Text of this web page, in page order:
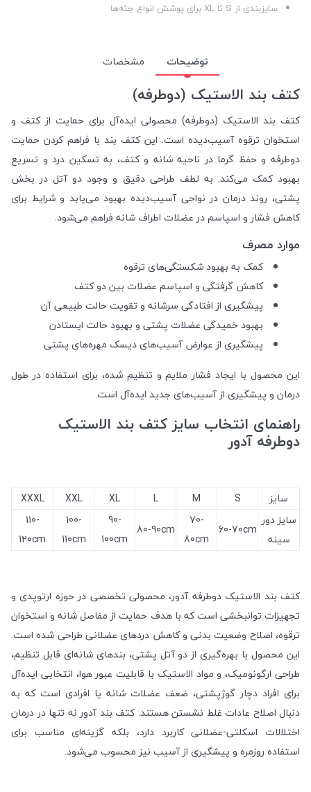
سایزبندی از S تا XL برای پوشش انواع جثه‌ها
توضیحات مشخصات
کتف بند الاستیک (دوطرفه)
کتف بند الاستیک (دوطرفه) محصولی ایده‌آل برای حمایت از کتف و
استخوان ترقوه آسیب‌دیده است. این کتف بند با فراهم کردن حمایت
دوطرفه و حفظ گرما در ناحیه شانه و کتف، به تسکین درد و تسریع
بهبود کمک می‌کند. به لطف طراحی دقیق و وجود دو آتل در بخش
پشتی، روند درمان در نواحی آسیب‌دیده بهبود می‌یابد و شرایط برای
کاهش فشار و اسپاسم در عضلات اطراف شانه فراهم می‌شود.
موارد مصرف
کمک به بهبود شکستگی‌های ترقوه
کاهش گرفتگی و اسپاسم عضلات بین دو کتف
پیشگیری از افتادگی سرشانه و تقویت حالت طبیعی آن
بهبود خمیدگی عضلات پشتی و بهبود حالت ایستادن
پیشگیری از عوارض آسیب‌های دیسک مهره‌های پشتی
این محصول با ایجاد فشار ملایم و تنظیم شده، برای استفاده در طول
درمان و پیشگیری از آسیب‌های جدید ایده‌آل است.
راهنمای انتخاب سایز کتف بند الاستیک
دوطرفه آدور
سایز S
M
L
XL
XXL
XXXL
سایز دور
سینه
60-70cm
70-
80cm
80-90cm
90-
100cm
100-
110cm
110-
120cm
کتف بند الاستیک دوطرفه آدور، محصولی تخصصی در حوزه ارتوپدی و
تجهیزات توانبخشی است که با هدف حمایت از مفاصل شانه و استخوان
ترقوه، اصلاح وضعیت بدنی و کاهش دردهای عضلانی طراحی شده است.
این محصول با بهره‌گیری از دو آتل پشتی، بندهای شانه‌ای قابل تنظیم،
طراحی ارگونومیک، و مواد الاستیک با قابلیت عبور هوا، انتخابی ایده‌آل
برای افراد دچار گوژپشتی، ضعف عضلات شانه یا افرادی است که به
دنبال اصلاح عادات غلط نشستن هستند. کتف بند آدور نه تنها در درمان
اختلالات اسکلتی-عضلانی کاربرد دارد، بلکه گزینه‌ای مناسب برای
استفاده روزمره و پیشگیری از آسیب نیز محسوب می‌شود.